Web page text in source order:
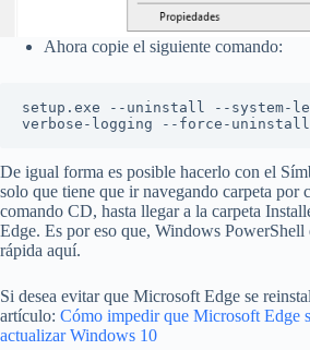
Ahora copie el siguiente comando:
setup.exe --uninstall --system-
verbose-logging --force-uninstall
De igual forma es posible hacerlo con el
solo que tiene que ir navegando carpeta por
comando CD, hasta llegar a la carpeta
Edge. Es por eso que, Windows PowerShell
rápida aquí.
Si desea evitar que Microsoft Edge se
artículo: Cómo impedir que Microsoft Edge
actualizar Windows 10